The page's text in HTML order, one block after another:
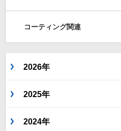
コーティング関連
2026年
2025年
2024年